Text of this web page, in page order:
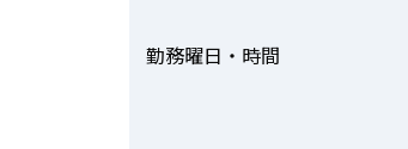
勤務曜日・時間